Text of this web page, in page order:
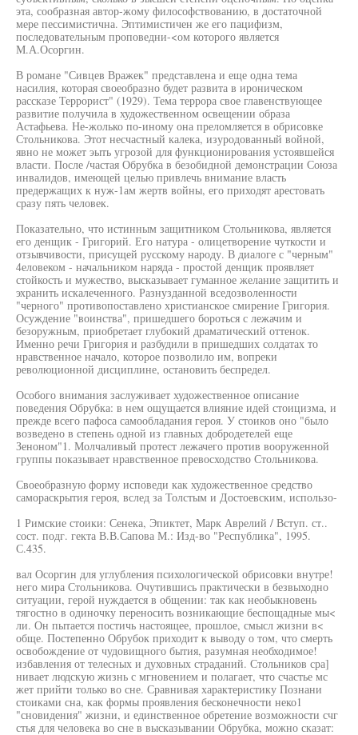
эта, сообразная автор-жому философствованию, в достаточной
мере пессимистична. Эптимистичен же его пацифизм,
последовательным проповедни-<ом которого является
М.А.Осоргин.
В романе "Сивцев Вражек" представлена и еще одна тема
насилия, которая своеобразно будет развита в ироническом
рассказе Террорист" (1929). Тема террора свое главенствующее
развитие получила в художественном освещении образа
Астафьева. Не-жолько по-иному она преломляется в обрисовке
Стольникова. Этот несчастный калека, изуродованный войной,
явно не может эыть угрозой для функционирования устоявшейся
власти. После /частая Обрубка в безобидной демонстрации Союза
инвалидов, имеющей целью привлечь внимание власть
предержащих к нуж-1ам жертв войны, его приходят арестовать
сразу пять человек.
Показательно, что истинным защитником Стольникова, является
его денщик - Григорий. Его натура - олицетворение чуткости и
отзывчивости, присущей русскому народу. В диалоге с "черным"
4еловеком - начальником наряда - простой денщик проявляет
стойкость и мужество, высказывает гуманное желание защитить и
эхранить искалеченного. Разнузданной вседозволенности
"черного" противопоставлено христианское смирение Григория.
Осуждение "воинства", пришедшего бороться с лежачим и
безоружным, приобретает глубокий драматический оттенок.
Именно речи Григория и разбудили в пришедших солдатах то
нравственное начало, которое позволило им, вопреки
революционной дисциплине, остановить беспредел.
Особого внимания заслуживает художественное описание
поведения Обрубка: в нем ощущается влияние идей стоицизма, и
прежде всего пафоса самообладания героя. У стоиков оно "было
возведено в степень одной из главных добродетелей еще
Зеноном"1. Молчаливый протест лежачего против вооруженной
группы показывает нравственное превосходство Стольникова.
Своеобразную форму исповеди как художественное средство
самораскрытия героя, вслед за Толстым и Достоевским, использо-
1 Римские стоики: Сенека, Эпиктет, Марк Аврелий / Вступ. ст..
сост. подг. гекта В.В.Сапова М.: Изд-во "Республика", 1995.
С.435.
вал Осоргин для углубления психологической обрисовки внутре!
него мира Стольникова. Очутившись практически в безвыходно
ситуации, герой нуждается в общении: так как необыкновень
тягостно в одиночку переносить возникающие беспощадные мы<
ли. Он пытается постичь настоящее, прошлое, смысл жизни в<
обще. Постепенно Обрубок приходит к выводу о том, что смерть
освобождение от чудовищного бытия, разумная необходимое!
избавления от телесных и духовных страданий. Стольников сра]
нивает людскую жизнь с мгновением и полагает, что счастье мс
жет прийти только во сне. Сравнивая характеристику Познани
стоиками сна, как формы проявления бесконечности неко1
"сновидения" жизни, и единственное обретение возможности счг
стья для человека во сне в высказывании Обрубка, можно сказат: